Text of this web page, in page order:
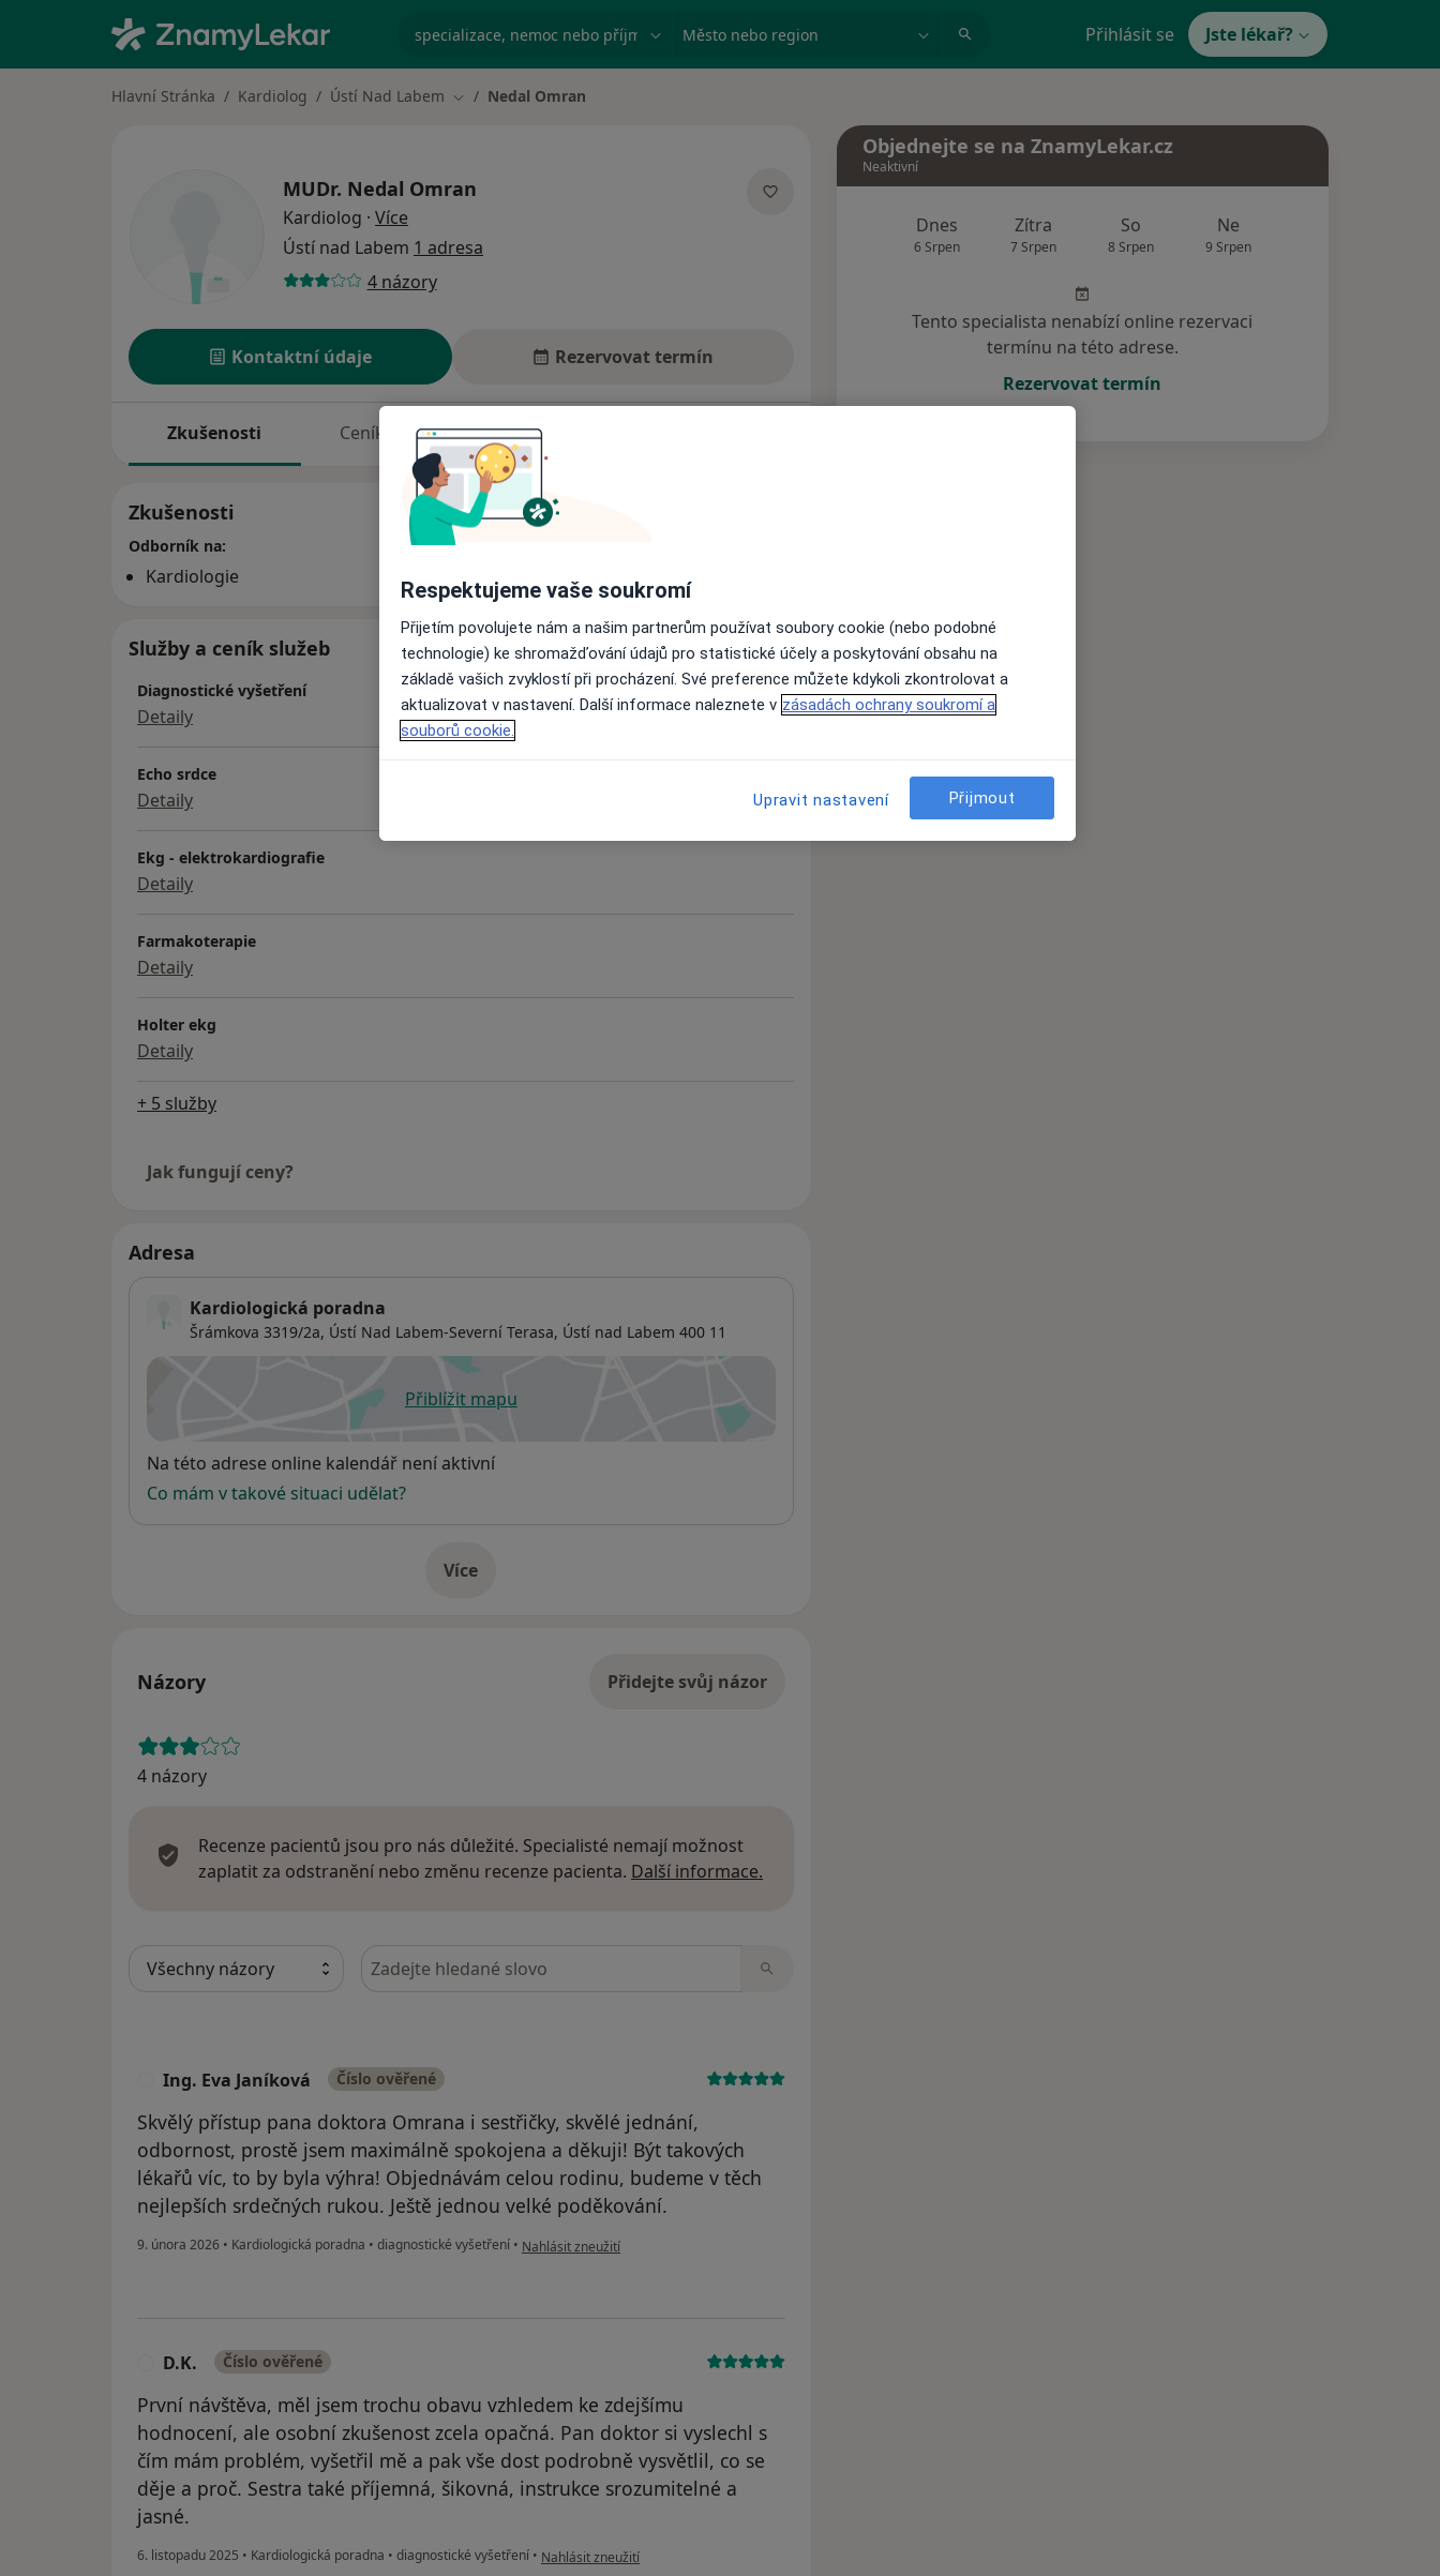
specializace, nemoc nebo příjmení Město nebo region Přihlásit se Jste lékař?
Hlavní Stránka Kardiolog Ústí Nad Labem Změna města
Nedal Omran
MUDr. Nedal Omran
Kardiolog · Více
Ústí nad Labem 1 adresa
4 názory
Kontaktní údaje Rezervovat termín
Zkušenosti Ceník Adresy
Zkušenosti
Odborník na:
Kardiologie
Služby a ceník služeb
Diagnostické vyšetření
Detaily
Echo srdce
Detaily
Ekg - elektrokardiografie
Detaily
Farmakoterapie
Detaily
Holter ekg
Detaily
+ 5 služby
Jak fungují ceny?
Adresa
Kardiologická poradna
Šrámkova 3319/2a, Ústí Nad Labem-Severní Terasa, Ústí nad Labem 400 11
Přiblížit mapuse otevře v nové záložce
Dostupnost
Na této adrese online kalendář není aktivní
Co mám v takové situaci udělat?
Víceo adrese
Názory Přidejte svůj názor
4 názory
Recenze pacientů jsou pro nás důležité. Specialisté nemají možnost
zaplatit za odstranění nebo změnu recenze pacienta. Další informace.
Hledejte v názorech
Ing. Eva Janíková Číslo ověřené
Skvělý přístup pana doktora Omrana i sestřičky, skvělé jednání,
odbornost, prostě jsem maximálně spokojena a děkuji! Být takových
lékařů víc, to by byla výhra! Objednávám celou rodinu, budeme v těch
nejlepších srdečných rukou. Ještě jednou velké poděkování.
9. února 2026 • Kardiologická poradna • diagnostické vyšetření • podle názoru uživatele Ing. Eva Janíková
Nahlásit zneužití
D.K. Číslo ověřené
První návštěva, měl jsem trochu obavu vzhledem ke zdejšímu
hodnocení, ale osobní zkušenost zcela opačná. Pan doktor si vyslechl s
čím mám problém, vyšetřil mě a pak vše dost podrobně vysvětlil, co se
děje a proč. Sestra také příjemná, šikovná, instrukce srozumitelné a
jasné.
6. listopadu 2025 • Kardiologická poradna • diagnostické vyšetření • podle názoru uživatele D.K.
Nahlásit zneužití
Objednejte se na ZnamyLekar.cz
Neaktivní
Dnes
6 Srpen
Zítra
7 Srpen
So
8 Srpen
Ne
9 Srpen
Tento specialista nenabízí online rezervaci
termínu na této adrese.
Rezervovat termín
Respektujeme vaše soukromí
Přijetím povolujete nám a našim partnerům používat soubory cookie (nebo podobné
technologie) ke shromažďování údajů pro statistické účely a poskytování obsahu na
základě vašich zvyklostí při procházení. Své preference můžete kdykoli zkontrolovat a
aktualizovat v nastavení. Další informace naleznete v zásadách ochrany soukromí a
souborů cookie.
Upravit nastavení Přijmout